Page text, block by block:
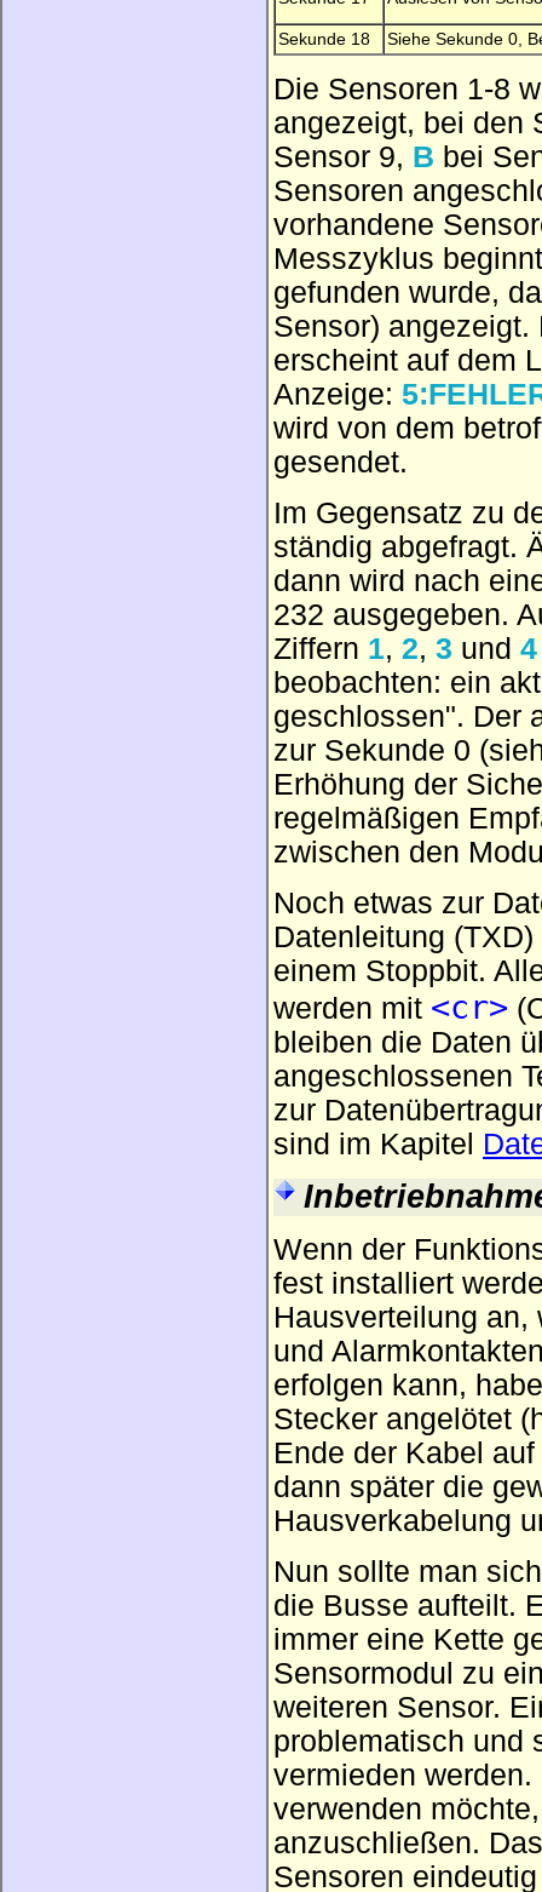
Sekunde 18 Siehe Sekunde 0,
Die Sensoren 1-8
angezeigt, bei den
Sensor 9, B bei
Sensoren
vorhandene
Messzyklus
gefunden wurde,
Sensor)
erscheint auf dem
Anzeige:
wird von dem
gesendet.
Im Gegensatz zu
ständig abgefragt.
dann wird nach
232 ausgegeben.
Ziffern 1, 2, 3 und 4
beobachten: ein
geschlossen". Der
zur Sekunde 0
Erhöhung der
regelmäßigen
zwischen den
Noch etwas zur
Datenleitung
einem Stoppbit.
werden mit <cr>
bleiben die Daten
angeschlossenen
zur
sind im Kapitel
Wenn der
fest installiert
Hausverteilung an,
und
erfolgen kann,
Stecker angelötet
Ende der Kabel
dann später die
Hausverkabelung
Nun sollte man
die Busse aufteilt.
immer eine Kette
Sensormodul zu
weiteren Sensor.
problematisch und
vermieden
verwenden
anzuschließen.
Sensoren